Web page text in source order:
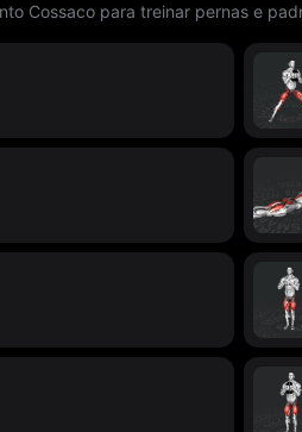
Cossaco para treinar pernas e